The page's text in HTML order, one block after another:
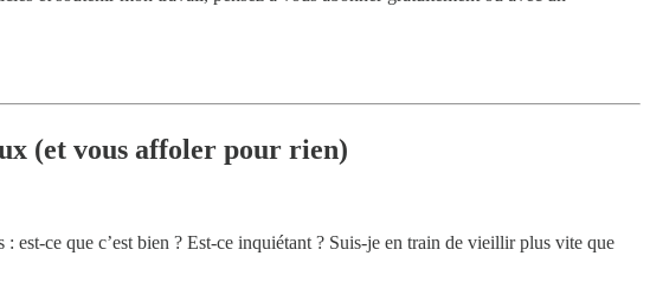
(et vous affoler pour rien)
est-ce que c’est bien ? Est-ce inquiétant ? Suis-je en train de vieillir plus vite que